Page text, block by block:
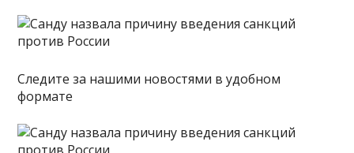
Следите за нашими новостями в удобном
формате